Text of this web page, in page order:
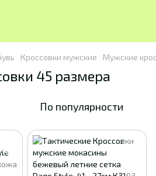
Кроссовки мужские Мужские
45 размера
По популярности